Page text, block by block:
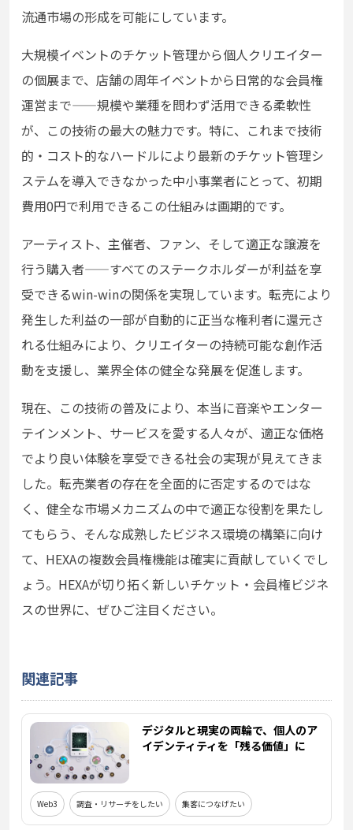
流通市場の形成を可能にしています。
大規模イベントのチケット管理から個人クリエイター
の個展まで、店舗の周年イベントから日常的な会員権
運営まで——規模や業種を問わず活用できる柔軟性
が、この技術の最大の魅力です。特に、これまで技術
的・コスト的なハードルにより最新のチケット管理シ
ステムを導入できなかった中小事業者にとって、初期
費用0円で利用できるこの仕組みは画期的です。
アーティスト、主催者、ファン、そして適正な譲渡を
行う購入者——すべてのステークホルダーが利益を享
受できるwin-winの関係を実現しています。転売により
発生した利益の一部が自動的に正当な権利者に還元さ
れる仕組みにより、クリエイターの持続可能な創作活
動を支援し、業界全体の健全な発展を促進します。
現在、この技術の普及により、本当に音楽やエンター
テインメント、サービスを愛する人々が、適正な価格
でより良い体験を享受できる社会の実現が見えてきま
した。転売業者の存在を全面的に否定するのではな
く、健全な市場メカニズムの中で適正な役割を果たし
てもらう、そんな成熟したビジネス環境の構築に向け
て、HEXAの複数会員権機能は確実に貢献していくでし
ょう。HEXAが切り拓く新しいチケット・会員権ビジネ
スの世界に、ぜひご注目ください。
関連記事
デジタルと現実の両輪で、個人のア
イデンティティを「残る価値」に
Web3 調査・リサーチをしたい 集客につなげたい